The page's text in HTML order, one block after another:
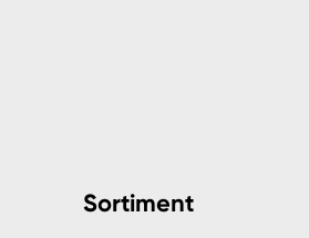
Sortiment